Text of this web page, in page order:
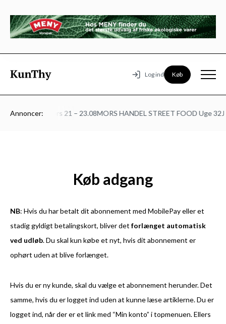
Log ind Køb
Annoncer:på Mors 21 – 23.08MORS HANDEL STREET FOOD Uge 32
Køb adgang
NB: Hvis du har betalt dit abonnement med MobilePay eller et
stadig gyldigt betalingskort, bliver det forlænget automatisk
ved udløb. Du skal kun købe et nyt, hvis dit abonnement er
ophørt uden at blive forlænget.
Hvis du er ny kunde, skal du vælge et abonnement herunder. Det
samme, hvis du er logget ind uden at kunne læse artiklerne. Du er
logget ind, når der er et link med “Min konto” i topmenuen. Ellers